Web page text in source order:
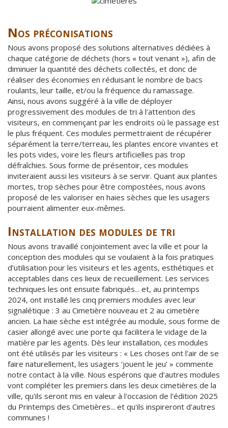
Nos préconisations
Nous avons proposé des solutions alternatives dédiées à
chaque catégorie de déchets (hors « tout venant »), afin de
diminuer la quantité des déchets collectés, et donc de
réaliser des économies en réduisant le nombre de bacs
roulants, leur taille, et/ou la fréquence du ramassage.
Ainsi, nous avons suggéré à la ville de déployer
progressivement des modules de tri à l'attention des
visiteurs, en commençant par les endroits où le passage est
le plus fréquent. Ces modules permettraient de récupérer
séparément la terre/terreau, les plantes encore vivantes et
les pots vides, voire les fleurs artificielles pas trop
défraîchies. Sous forme de présentoir, ces modules
inviteraient aussi les visiteurs à se servir. Quant aux plantes
mortes, trop sèches pour être compostées, nous avons
proposé de les valoriser en haies sèches que les usagers
pourraient alimenter eux-mêmes.
Installation des modules de tri
Nous avons travaillé conjointement avec la ville et pour la
conception des modules qui se voulaient à la fois pratiques
d’utilisation pour les visiteurs et les agents, esthétiques et
acceptables dans ces lieux de recueillement. Les services
techniques les ont ensuite fabriqués... et, au printemps
2024, ont installé les cinq premiers modules avec leur
signalétique : 3 au Cimetière nouveau et 2 au cimetière
ancien. La haie sèche est intégrée au module, sous forme de
casier allongé avec une porte qui facilitera le vidage de la
matière par les agents. Dès leur installation, ces modules
ont été utilisés par les visiteurs : « Les choses ont l'air de se
faire naturellement, les usagers ‘jouent le jeu’ » commente
notre contact à la ville. Nous espérons que d'autres modules
vont compléter les premiers dans les deux cimetières de la
ville, qu'ils seront mis en valeur à l'occasion de l'édition 2025
du Printemps des Cimetières... et qu'ils inspireront d'autres
communes !